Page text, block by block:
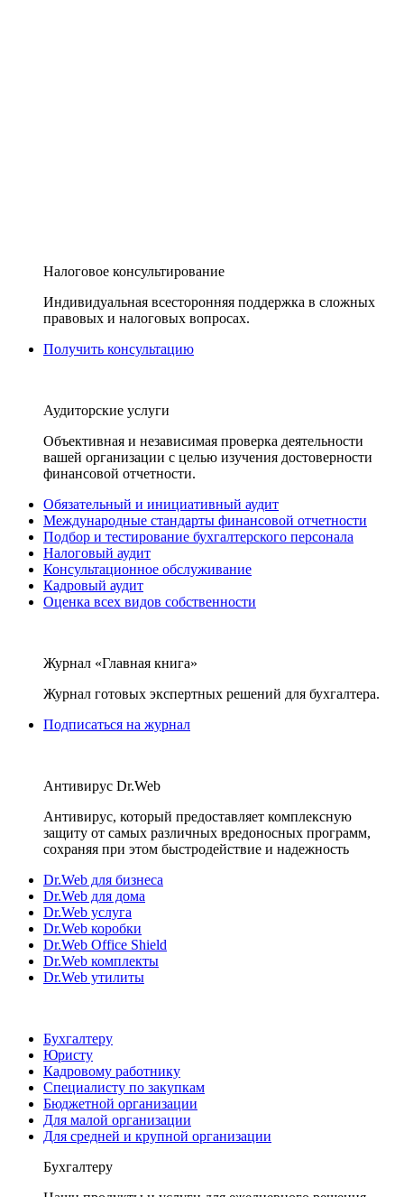
Налоговое консультирование
Индивидуальная всесторонняя поддержка в сложных
правовых и налоговых вопросах.
Получить консультацию
Аудиторские услуги
Объективная и независимая проверка деятельности
вашей организации с целью изучения достоверности
финансовой отчетности.
Обязательный и инициативный аудит
Международные стандарты финансовой отчетности
Подбор и тестирование бухгалтерского персонала
Налоговый аудит
Консультационное обслуживание
Кадровый аудит
Оценка всех видов собственности
Журнал «Главная книга»
Журнал готовых экспертных решений для бухгалтера.
Подписаться на журнал
Антивирус Dr.Web
Антивирус, который предоставляет комплексную
защиту от самых различных вредоносных программ,
сохраняя при этом быстродействие и надежность
Dr.Web для бизнеса
Dr.Web для дома
Dr.Web услуга
Dr.Web коробки
Dr.Web Office Shield
Dr.Web комплекты
Dr.Web утилиты
Бухгалтеру
Юристу
Кадровому работнику
Специалисту по закупкам
Бюджетной организации
Для малой организации
Для средней и крупной организации
Бухгалтеру